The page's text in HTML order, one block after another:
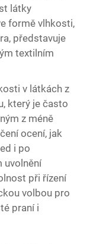
látky
formě vlhkosti,
představuje
textilním
v látkách z
který je často
z méně
ocení, jak
i po
uvolnění
při řízení
volbou pro
praní i